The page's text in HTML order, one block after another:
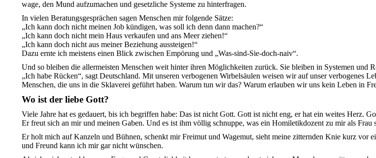
wage, den Mund aufzumachen und gesetzliche Systeme zu hinterfragen.
In vielen Beratungsgesprächen sagen Menschen mir folgende Sätze:
„Ich kann doch nicht meinen Job kündigen, was soll ich denn dann machen?“
„Ich kann doch nicht mein Haus verkaufen und ans Meer ziehen!“
„Ich kann doch nicht aus meiner Beziehung aussteigen!“
Dazu ernte ich meistens einen Blick zwischen Empörung und „Was-sind-Sie-doch-naiv“.
Und so bleiben die allermeisten Menschen weit hinter ihren Möglichkeiten zurück. Sie bleiben in Systemen und
„Ich habe Rücken“, sagt Deutschland. Mit unseren verbogenen Wirbelsäulen weisen wir auf unser verbogenes
Menschen, die uns in die Sklaverei geführt haben. Warum tun wir das? Warum erlauben wir uns kein Leben in
Wo ist der liebe Gott?
Viele Jahre hat es gedauert, bis ich begriffen habe: Das ist nicht Gott. Gott ist nicht eng, er hat ein weites Herz.
Er freut sich an mir und meinen Gaben. Und es ist ihm völlig schnuppe, was ein Homiletikdozent zu mir als Frau
Er holt mich auf Kanzeln und Bühnen, schenkt mir Freimut und Wagemut, sieht meine zitternden Knie kurz vor
und Freund kann ich mir gar nicht wünschen.